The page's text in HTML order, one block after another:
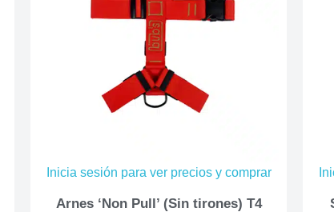
Inicia sesión para ver precios y comprar
Arnes ‘Non Pull’ (Sin tirones) T4